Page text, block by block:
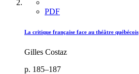
PDF
La critique française face au théâtre québécois
Gilles Costaz
p. 185–187